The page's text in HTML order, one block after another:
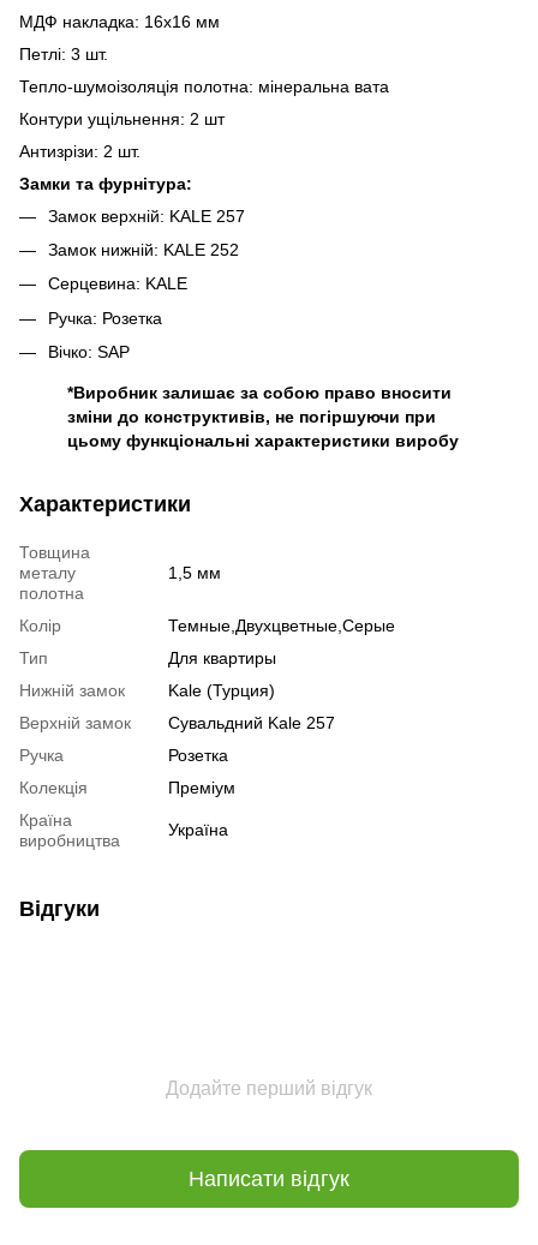
МДФ накладка: 16х16 мм
Петлі: 3 шт.
Тепло-шумоізоляція полотна: мінеральна вата
Контури ущільнення: 2 шт
Антизрізи: 2 шт.
Замки та фурнітура:
Замок верхній: KALE 257
Замок нижній: KALE 252
Серцевина: KALE
Ручка: Розетка
Вічко: SAP
*Виробник залишає за собою право вносити
зміни до конструктивів, не погіршуючи при
цьому функціональні характеристики виробу
Характеристики
Товщина
металу
полотна
1,5 мм
Колір
Темные,Двухцветные,Серые
Тип
Для квартиры
Нижній замок
Kale (Турция)
Верхній замок
Сувальдний Kale 257
Ручка
Розетка
Колекція
Преміум
Країна
виробництва
Україна
Відгуки
Додайте перший відгук
Написати відгук